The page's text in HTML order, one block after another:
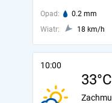
Opad: 0.2 mm
Wiatr:
18 km/h
10:00
33°C